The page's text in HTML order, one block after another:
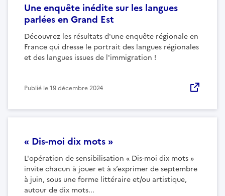
Une enquête inédite sur les langues
parlées en Grand Est
Découvrez les résultats d'une enquête régionale en
France qui dresse le portrait des langues régionales
et des langues issues de l'immigration !
Publié le19 décembre 2024
« Dis-moi dix mots »
L'opération de sensibilisation « Dis-moi dix mots »
invite chacun à jouer et à s’exprimer de septembre
à juin, sous une forme littéraire et/ou artistique,
autour de dix mots...